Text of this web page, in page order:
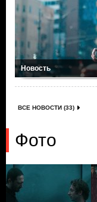
Новость
ВСЕ НОВОСТИ (33)
Фото